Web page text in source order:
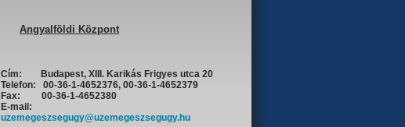
Angyalföldi Központ
Cím:
Budapest, XIII. Karikás Frigyes utca 20
Telefon: 00-36-1-4652376, 00-36-1-4652379
Fax: 00-36-1-4652380
E-mail:
uzemegeszsegugy@uzemegeszsegugy.hu